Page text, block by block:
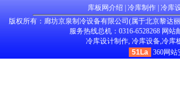
库板网介绍 冷库制作| 冷库
版权所有：廊坊京泉制冷设备有限公司(属于北京黎达
服务热线总机：0316-6528268 网站
冷库设计制作, 冷库设备,冷库
51La
360网站